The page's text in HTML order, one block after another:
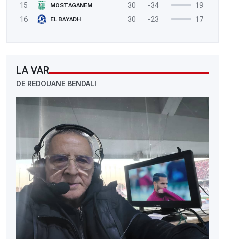
15
MOSTAGANEM 30 -34
19
16
EL BAYADH 30 -23 17
LA VAR
DE REDOUANE BENDALI